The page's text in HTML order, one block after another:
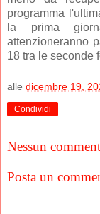
programma
la prima
attenzioneranno
18 tra le seconde
alle dicembre 19,
Condividi
Nessun
Posta un